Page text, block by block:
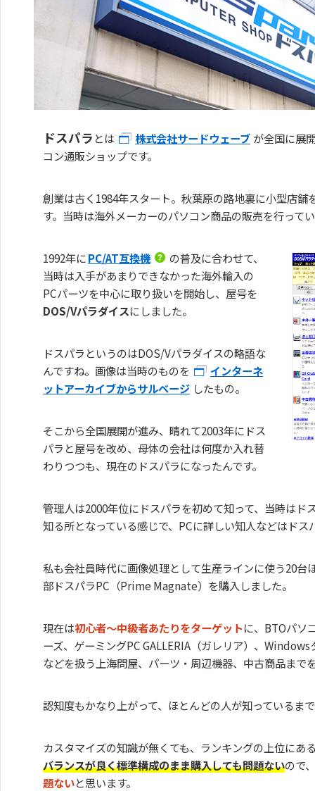
ドスパラ とは 株式会社サードウェーブ が全国に展
コン通販ショップです。
創業は古く1984年スタート。秋葉原の路地裏に小型店舗
す。当時は海外メーカーのパソコン商品の販売を行って
1992年にPC/AT互換機
の普及に合わせて、
当時は入手があまりできなかった海外輸入の
PCパーツを中心に取り扱いを開始し、屋号を
DOS/Vパラダイスにしました。
ドスパラというのはDOS/Vパラダイスの略語な
んですね。画像は当時のものを
インターネ
ットアーカイブからサルベージ したもの。
そこから全国展開が進み、晴れて2003年にドス
パラと屋号を改め、母体の会社は何度か入れ替
わりつつも、現在のドスパラになったんです。
管理人は2000年位にドスパラを初めて知って、当時はド
知る所となっている感じで、PCに詳しい知人などはドス
私も会社員時代に画像処理として生産ラインに使う20台
部ドスパラPC（Prime Magnate）を購入しました。
現在は初心者～中級者あたりをターゲットに、BTOパソ
ーズ、ゲーミングPC GALLERIA（ガレリア）、
などを扱う上海問屋、パーツ・周辺機器、中古商品まで
認知度もかなり上がって、ほとんどの人が知っているま
カスタマイズの知識が無くても、ランキングの上位にあ
バランスが良く標準構成のまま購入しても問題ないので、
題ないと思います。